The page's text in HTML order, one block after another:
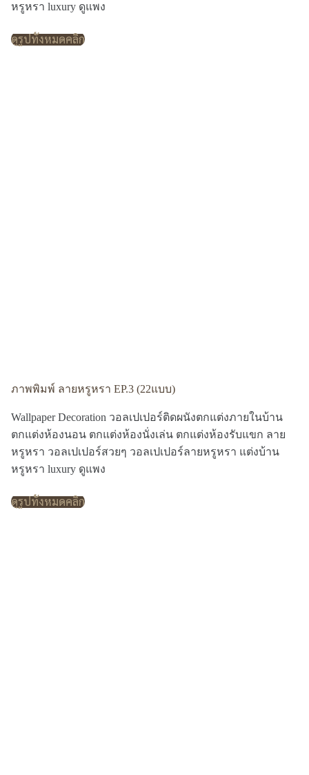
หรูหรา luxury ดูแพง
ดูรูปทั้งหมดคลิก
ภาพพิมพ์ ลายหรูหรา EP.3 (22แบบ)
Wallpaper Decoration วอลเปเปอร์ติดผนังตกแต่งภายในบ้าน
ตกแต่งห้องนอน ตกแต่งห้องนั่งเล่น ตกแต่งห้องรับแขก ลาย
หรูหรา วอลเปเปอร์สวยๆ วอลเปเปอร์ลายหรูหรา แต่งบ้าน
หรูหรา luxury ดูแพง
ดูรูปทั้งหมดคลิก